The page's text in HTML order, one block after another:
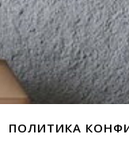
ПОЛИТИКА